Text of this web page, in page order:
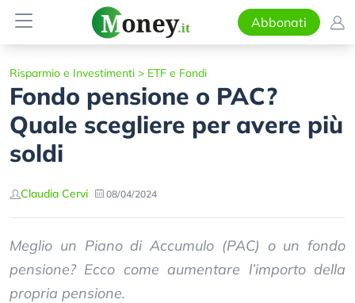
Abbonati
Risparmio e Investimenti > ETF e Fondi
Fondo pensione o PAC?
Quale scegliere per avere più
soldi
Claudia Cervi 08/04/2024
Meglio un Piano di Accumulo (PAC) o un fondo
pensione? Ecco come aumentare l’importo della
propria pensione.